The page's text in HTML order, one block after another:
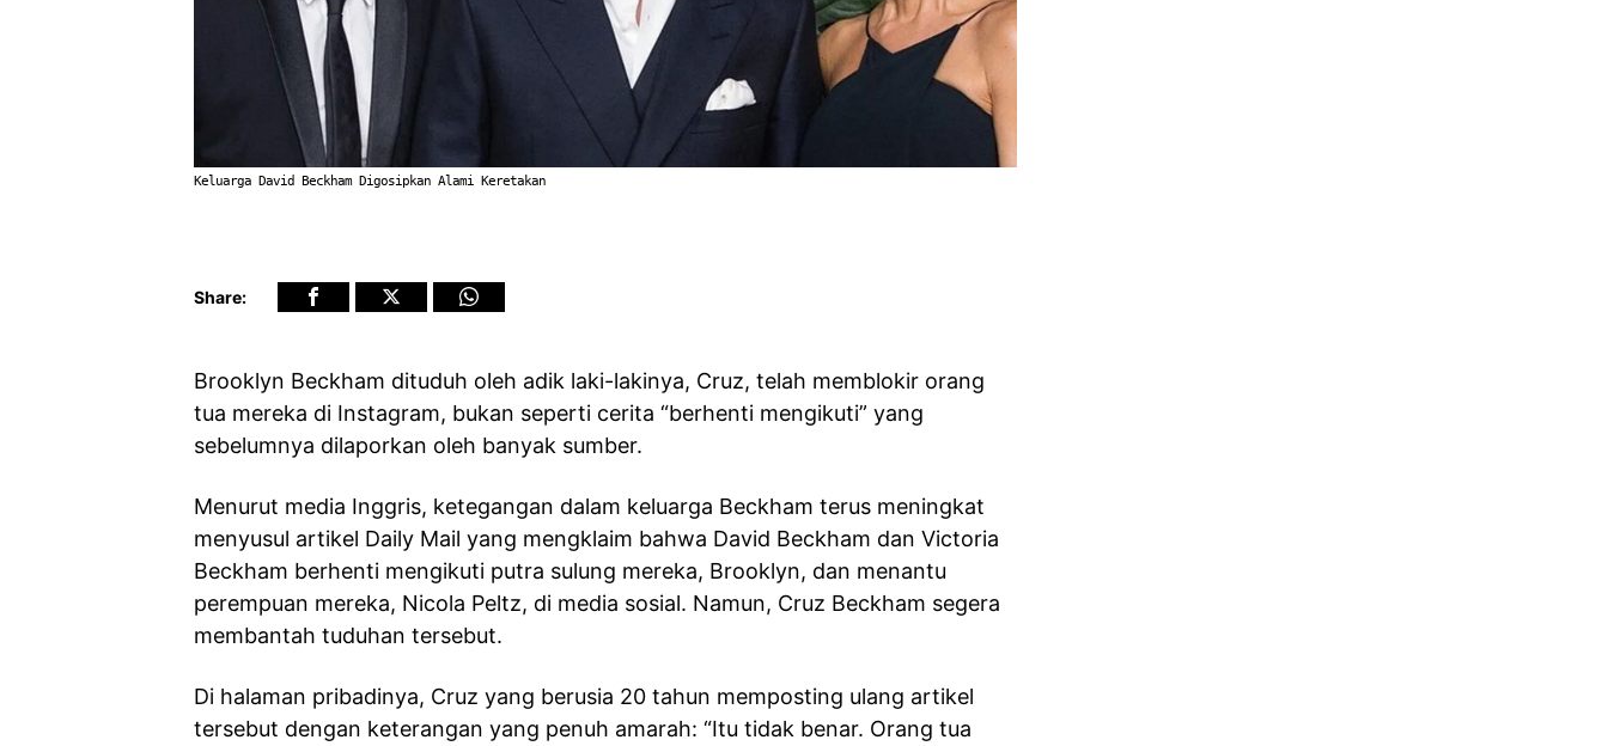
Keluarga David Beckham Digosipkan Alami Keretakan
Share:
Brooklyn Beckham dituduh oleh adik laki-lakinya, Cruz, telah memblokir orang
tua mereka di Instagram, bukan seperti cerita “berhenti mengikuti” yang
sebelumnya dilaporkan oleh banyak sumber.
Menurut media Inggris, ketegangan dalam keluarga Beckham terus meningkat
menyusul artikel Daily Mail yang mengklaim bahwa David Beckham dan Victoria
Beckham berhenti mengikuti putra sulung mereka, Brooklyn, dan menantu
perempuan mereka, Nicola Peltz, di media sosial. Namun, Cruz Beckham segera
membantah tuduhan tersebut.
Di halaman pribadinya, Cruz yang berusia 20 tahun memposting ulang artikel
tersebut dengan keterangan yang penuh amarah: “Itu tidak benar. Orang tua